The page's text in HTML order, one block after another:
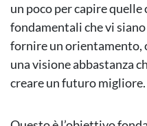
un poco per capire quelle
fondamentali che vi
fornire un orientamento,
una visione abbastanza
creare un futuro migliore.